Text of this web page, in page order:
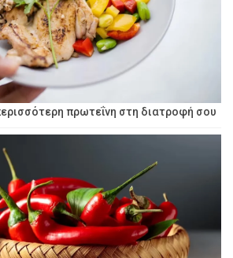
πρωτεΐνη στη διατροφή σου